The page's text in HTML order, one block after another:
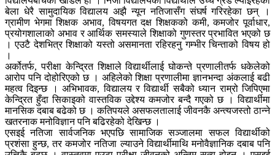
बेला धेरै सामुदायिक विद्यालय अझै न्यून नतिजासँग संघर्ष गरिरहेका छन् ।
ग्रामीण भेगमा शिक्षक अभाव, विषयगत दक्ष शिक्षकको कमी, कमजोर पूर्वाधार,
प्रयोगशालाको अभाव र आर्थिक समस्याले शिक्षाको गुणस्तर प्रभावित भएको छ
। एउटै देशभित्र शिक्षाको यस्तो असमानता रहिरहनु गम्भीर चिन्ताको विषय हो
।
अर्कोतर्फ, परीक्षा केन्द्रित शिक्षाले विद्यार्थीलाई घोकन्ते प्रणालीतर्फ धकेलेको
आरोप पनि दोहोरिएको छ । अहिलेको शिक्षा प्रणालीमा ज्ञानभन्दा अंकलाई बढी
महत्व दिइन्छ । अभिभावक, विद्यालय र विद्यार्थी सबैको ध्यान राम्रो जिपिएमा
केन्द्रित हुँदा सिकाइको वास्तविक उद्देश्य कमजोर बन्दै गएको छ । विद्यार्थीमा
मानसिक दबाब बढेको छ । कतिपयले असफलतालाई जीवनकै अन्त्यजस्तो ठान्ने
खतरनाक मनोविज्ञान पनि बढिरहेको देखिन्छ ।
एसइई नतिजा सार्वजनिक भएपछि सामाजिक सञ्जालमा सफल विद्यार्थीको
प्रशंसा हुन्छ, तर कमजोर नतिजा ल्याउने विद्यार्थीमाथि मनोवैज्ञानिक दबाब पनि